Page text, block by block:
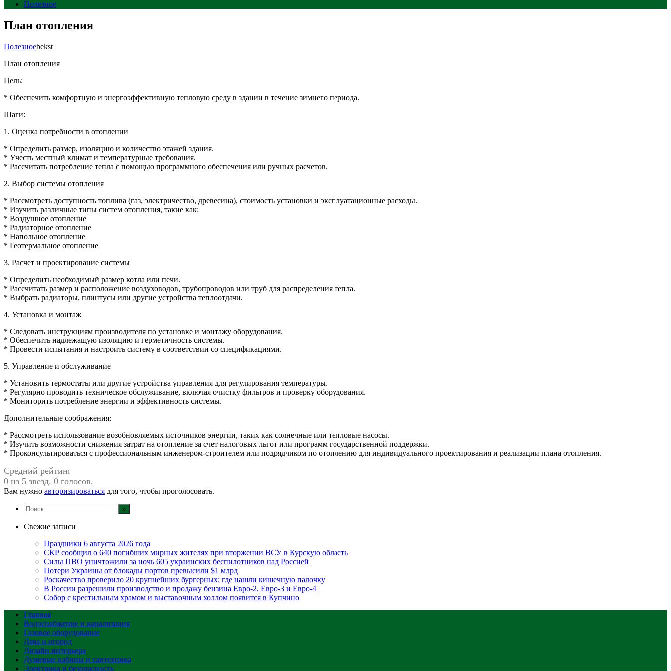
Полезное
План отопления
Полезноеbekst
План отопления
Цель:
* Обеспечить комфортную и энергоэффективную тепловую среду в здании в течение зимнего периода.
Шаги:
1. Оценка потребности в отоплении
* Определить размер, изоляцию и количество этажей здания.
* Учесть местный климат и температурные требования.
* Рассчитать потребление тепла с помощью программного обеспечения или ручных расчетов.
2. Выбор системы отопления
* Рассмотреть доступность топлива (газ, электричество, древесина), стоимость установки и эксплуатационные расходы.
* Изучить различные типы систем отопления, такие как:
* Воздушное отопление
* Радиаторное отопление
* Напольное отопление
* Геотермальное отопление
3. Расчет и проектирование системы
* Определить необходимый размер котла или печи.
* Рассчитать размер и расположение воздуховодов, трубопроводов или труб для распределения тепла.
* Выбрать радиаторы, плинтусы или другие устройства теплоотдачи.
4. Установка и монтаж
* Следовать инструкциям производителя по установке и монтажу оборудования.
* Обеспечить надлежащую изоляцию и герметичность системы.
* Провести испытания и настроить систему в соответствии со спецификациями.
5. Управление и обслуживание
* Установить термостаты или другие устройства управления для регулирования температуры.
* Регулярно проводить техническое обслуживание, включая очистку фильтров и проверку оборудования.
* Мониторить потребление энергии и эффективность системы.
Дополнительные соображения:
* Рассмотреть использование возобновляемых источников энергии, таких как солнечные или тепловые насосы.
* Изучить возможности снижения затрат на отопление за счет налоговых льгот или программ государственной поддержки.
* Проконсультироваться с профессиональным инженером-строителем или подрядчиком по отоплению для индивидуального проектирования и реализации плана отопления.
Средний рейтинг
0 из 5 звезд. 0 голосов.
Вам нужно авторизироваться для того, чтобы проголосовать.
Свежие записи
Праздники 6 августа 2026 года
СКР сообщил о 640 погибших мирных жителях при вторжении ВСУ в Курскую область
Силы ПВО уничтожили за ночь 605 украинских беспилотников над Россией
Потери Украины от блокады портов превысили $1 млрд
Роскачество проверило 20 крупнейших бургерных: где нашли кишечную палочку
В России разрешили производство и продажу бензина Евро-2, Евро-3 и Евро-4
Собор с крестильным храмом и выставочным холлом появится в Купчино
Главная
Водоснабжение и канализация
Газовое оборудование
Дача и огород
Дизайн интерьера
Душевые кабины и сантехника
Электрика и безопасность